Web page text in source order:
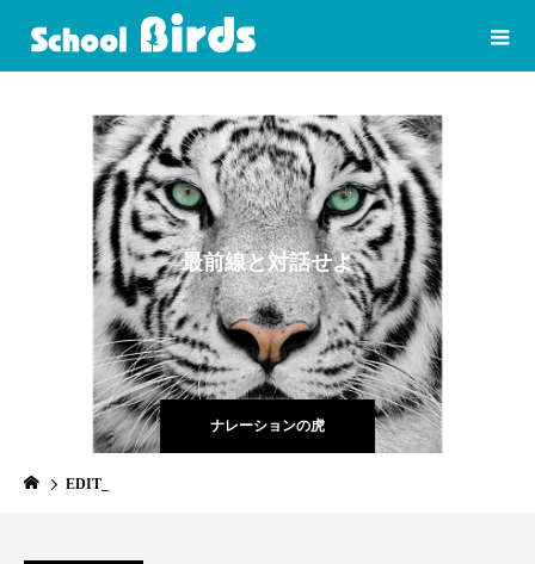
ナレーションの虎
最前線と対話せよ
虎よ
EDIT_